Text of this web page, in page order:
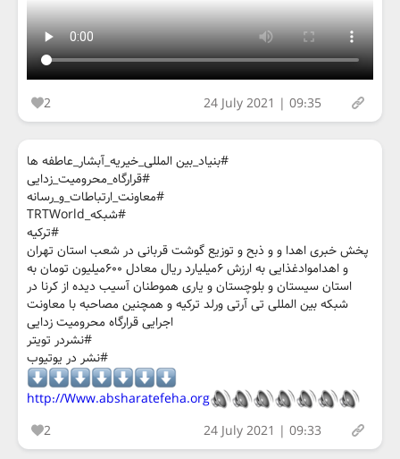
2 24 July 2021 | 09:35
#بنیاد_بین المللی_خیریه_آبشار_عاطفه ها
#قرارگاه_محرومیت_زدایی
#معاونت_ارتباطات_و_رسانه
#شبکه_TRTWorld
#ترکیه
پخش خبری اهدا و و ذبح و توزیع گوشت قربانی در شعب استان تهران
و اهداموادغذایی به ارزش ۶میلیارد ریال معادل ۶۰۰میلیون تومان به
استان سیستان و بلوچستان و یاری هموطنان آسیب دیده از کرنا در
شبکه بین المللی تی آرتی ورلد ترکیه و همچنین مصاحبه با معاونت
اجرایی قرارگاه محرومیت زدایی
#نشردر تویتر
#نشر در یوتیوب
http://Www.absharatefeha.org
2
24 July 2021 | 09:33